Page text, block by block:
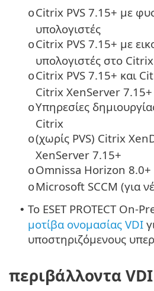
oCitrix PVS 7.15+ με
υπολογιστές
oCitrix PVS 7.15+ με
υπολογιστές στο
oCitrix PVS 7.15+ και
Citrix XenServer 7.15+
oΥπηρεσίες
Citrix
o(χωρίς PVS) Citrix
XenServer 7.15+
oOmnissa Horizon 8.0+
oMicrosoft SCCM (για
• Το ESET PROTECT On-
μοτίβα ονομασίας VDI
υποστηριζόμενους
περιβάλλοντα VDI